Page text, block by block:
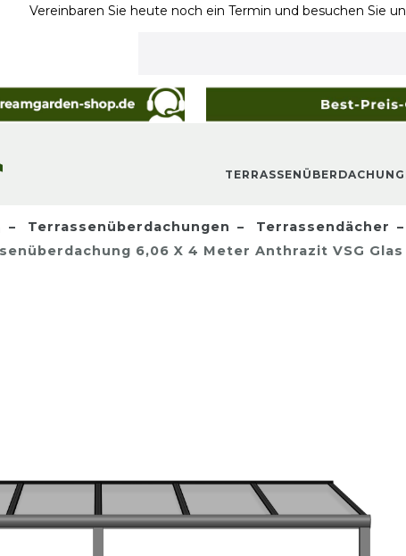
Sie heute noch ein Termin und besuchen Sie unsere
Terrassenüberdachungen Terrassendächer
6,06 X 4 Meter Anthrazit VSG